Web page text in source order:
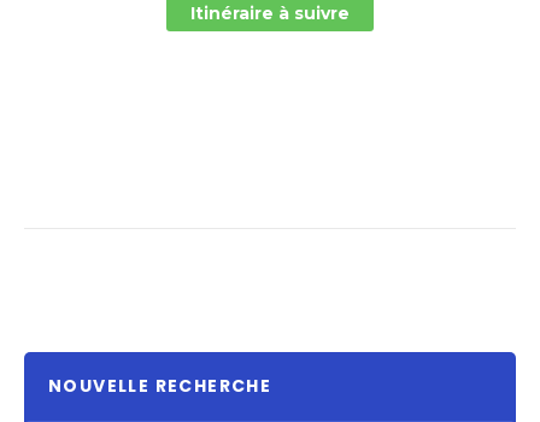
Itinéraire à suivre
NOUVELLE RECHERCHE